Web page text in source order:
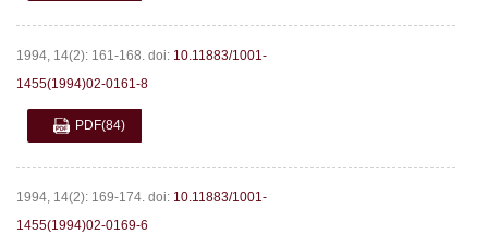
1994, 14(2): 161-168. doi: 10.11883/1001-
1455(1994)02-0161-8
PDF(84)
1994, 14(2): 169-174. doi: 10.11883/1001-
1455(1994)02-0169-6